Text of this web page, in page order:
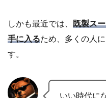
しかも最近では、 既製ス
手に入るため、多くの人
す。
いい時代に